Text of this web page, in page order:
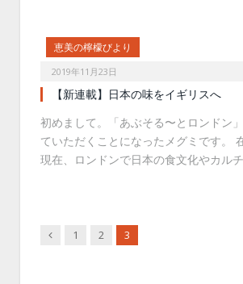
恵美の檸檬びより
2019年11月23日
【新連載】日本の味をイギリスへ
初めまして。「あぶそる〜とロンドン
ていただくことになったメグミです。
現在、ロンドンで日本の食文化やカル
Previous
1 2 3